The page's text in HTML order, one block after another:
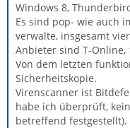
Windows 8,
Es sind pop- wie auch
verwalte, insgesamt
Anbieter sind T-Online,
Von dem letzten
Sicherheitskopie.
Virenscanner ist
habe ich überprüft,
betreffend festgestellt).